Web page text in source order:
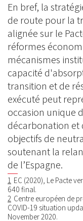
En bref, la
de route pour la
alignée sur le
réformes
mécanismes
capacité
transition et de
exécuté peut
occasion unique
décarbonation et
objectifs de
soutenant la
de l’Espagne.
1 EC (2020), Le Pacte
640 final.
2 Centre européen de
COVID-19 situation
November 2020.